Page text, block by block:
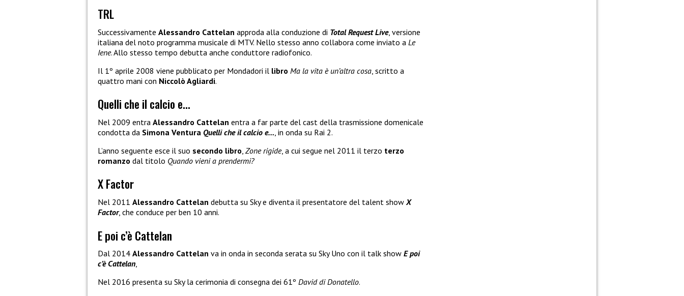
TRL
Successivamente Alessandro Cattelan approda alla conduzione di Total Request Live, versione
italiana del noto programma musicale di MTV. Nello stesso anno collabora come inviato a Le
Iene. Allo stesso tempo debutta anche conduttore radiofonico.
Il 1º aprile 2008 viene pubblicato per Mondadori il libro Ma la vita è un’altra cosa , scritto a
quattro mani con Niccolò Agliardi.
Quelli che il calcio e…
Nel 2009 entra Alessandro Cattelan entra a far parte del cast della trasmissione domenicale
condotta da Simona Ventura Quelli che il calcio e…, in onda su Rai 2.
L’anno seguente esce il suo secondo libro, Zone rigide, a cui segue nel 2011 il terzo terzo
romanzo dal titolo Quando vieni a prendermi?
X Factor
Nel 2011 Alessandro Cattelan debutta su Sky e diventa il presentatore del talent showX
Factor, che conduce per ben 10 anni.
E poi c’è Cattelan
Dal 2014 Alessandro Cattelan va in onda in seconda serata su Sky Uno con il talk show E poi
c’è Cattelan,
Nel 2016 presenta su Sky la cerimonia di consegna dei 61º David di Donatello.